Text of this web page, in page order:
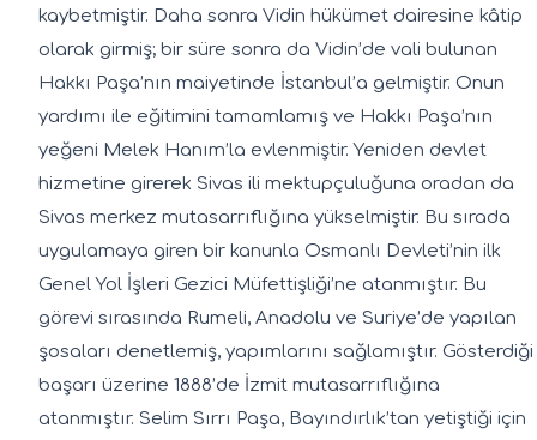
kaybetmiştir. Daha sonra Vidin hükümet dairesine kâtip
olarak girmiş; bir süre sonra da Vidin’de vali bulunan
Hakkı Paşa’nın maiyetinde İstanbul’a gelmiştir. Onun
yardımı ile eğitimini tamamlamış ve Hakkı Paşa’nın
yeğeni Melek Hanım’la evlenmiştir. Yeniden devlet
hizmetine girerek Sivas ili mektupçuluğuna oradan da
Sivas merkez mutasarrıflığına yükselmiştir. Bu sırada
uygulamaya giren bir kanunla Osmanlı Devleti’nin ilk
Genel Yol İşleri Gezici Müfettişliği’ne atanmıştır. Bu
görevi sırasında Rumeli, Anadolu ve Suriye’de yapılan
şosaları denetlemiş, yapımlarını sağlamıştır. Gösterdiği
başarı üzerine 1888’de İzmit mutasarrıflığına
atanmıştır. Selim Sırrı Paşa, Bayındırlık’tan yetiştiği için